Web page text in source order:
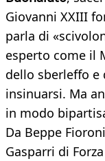
Giovanni XXIII
parla di
esperto come il
dello sberleffo e
insinuarsi. Ma
in modo
Da Beppe
Gasparri di